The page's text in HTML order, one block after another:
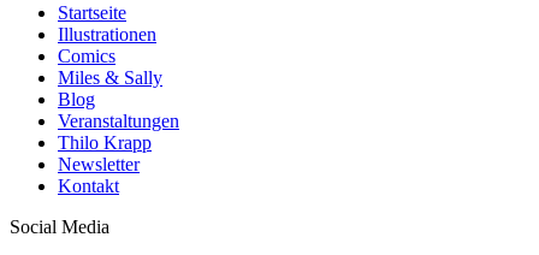
Startseite
Illustrationen
Comics
Miles & Sally
Blog
Veranstaltungen
Thilo Krapp
Newsletter
Kontakt
Social Media